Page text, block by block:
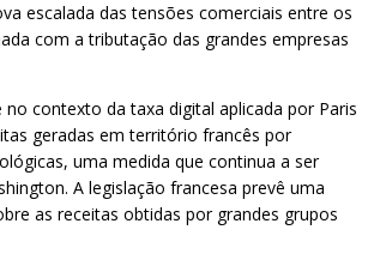
escalada das tensões comerciais entre os
com a tributação das grandes empresas
no contexto da taxa digital aplicada por Paris
geradas em território francês por
uma medida que continua a ser
A legislação francesa prevê uma
as receitas obtidas por grandes grupos